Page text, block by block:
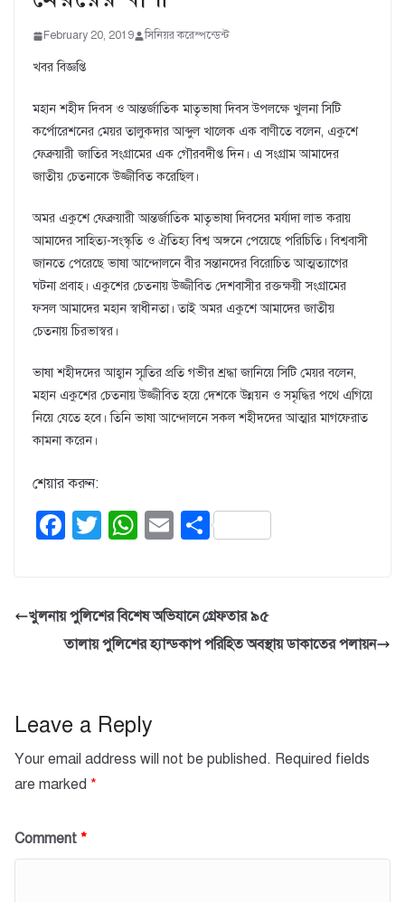
February 20, 2019 সিনিয়র করেস্পন্ডেন্ট
খবর বিজ্ঞপ্তি
মহান শহীদ দিবস ও আন্তর্জাতিক মাতৃভাষা দিবস উপলক্ষে খুলনা সিটি
কর্পোরেশনের মেয়র তালুকদার আব্দুল খালেক এক বাণীতে বলেন, একুশে
ফেব্রুয়ারী জাতির সংগ্রামের এক গৌরবদীপ্ত দিন। এ সংগ্রাম আমাদের
জাতীয় চেতনাকে উজ্জীবিত করেছিল।
অমর একুশে ফেব্রুয়ারী আন্তর্জাতিক মাতৃভাষা দিবসের মর্যাদা লাভ করায়
আমাদের সাহিত্য-সংস্কৃতি ও ঐতিহ্য বিশ্ব অঙ্গনে পেয়েছে পরিচিতি। বিশ্ববাসী
জানতে পেরেছে ভাষা আন্দোলনে বীর সন্তানদের বিরোচিত আত্মত্যাগের
ঘটনা প্রবাহ। একুশের চেতনায় উজ্জীবিত দেশবাসীর রক্তক্ষয়ী সংগ্রামের
ফসল আমাদের মহান স্বাধীনতা। তাই অমর একুশে আমাদের জাতীয়
চেতনায় চিরভাস্বর।
ভাষা শহীদদের আহ্বান স্মৃতির প্রতি গভীর শ্রদ্ধা জানিয়ে সিটি মেয়র বলেন,
মহান একুশের চেতনায় উজ্জীবিত হয়ে দেশকে উন্নয়ন ও সমৃদ্ধির পথে এগিয়ে
নিয়ে যেতে হবে। তিনি ভাষা আন্দোলনে সকল শহীদদের আত্মার মাগফেরাত
কামনা করেন।
শেয়ার করুন:
F
e
b
k
T
er
W
s
A
E S
e
খুলনায় পুলিশের বিশেষ অভিযানে গ্রেফতার ৯৫
তালায় পুলিশের হ্যান্ডকাপ পরিহিত অবস্থায় ডাকাতের পলায়ন
Leave a Reply
Your email address will not be published. Required fields
are marked *
Comment *